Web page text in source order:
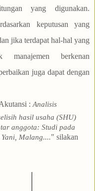
yang digunakan.
keputusan yang
jika terdapat hal-hal yang
berkenan
juga dapat dengan
: Analisis
hasil usaha (SHU)
anggota: Studi pada
Malang...." silakan